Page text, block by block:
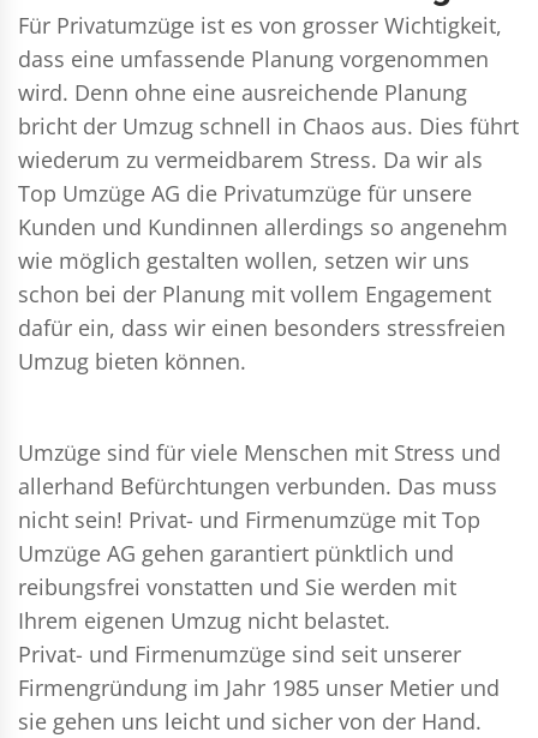
Für Privatumzüge ist es von grosser Wichtigkeit,
dass eine umfassende Planung vorgenommen
wird. Denn ohne eine ausreichende Planung
bricht der Umzug schnell in Chaos aus. Dies führt
wiederum zu vermeidbarem Stress. Da wir als
Top Umzüge AG die Privatumzüge für unsere
Kunden und Kundinnen allerdings so angenehm
wie möglich gestalten wollen, setzen wir uns
schon bei der Planung mit vollem Engagement
dafür ein, dass wir einen besonders stressfreien
Umzug bieten können.
Umzüge sind für viele Menschen mit Stress und
allerhand Befürchtungen verbunden. Das muss
nicht sein! Privat- und Firmenumzüge mit Top
Umzüge AG gehen garantiert pünktlich und
reibungsfrei vonstatten und Sie werden mit
Ihrem eigenen Umzug nicht belastet.
Privat- und Firmenumzüge sind seit unserer
Firmengründung im Jahr 1985 unser Metier und
sie gehen uns leicht und sicher von der Hand.